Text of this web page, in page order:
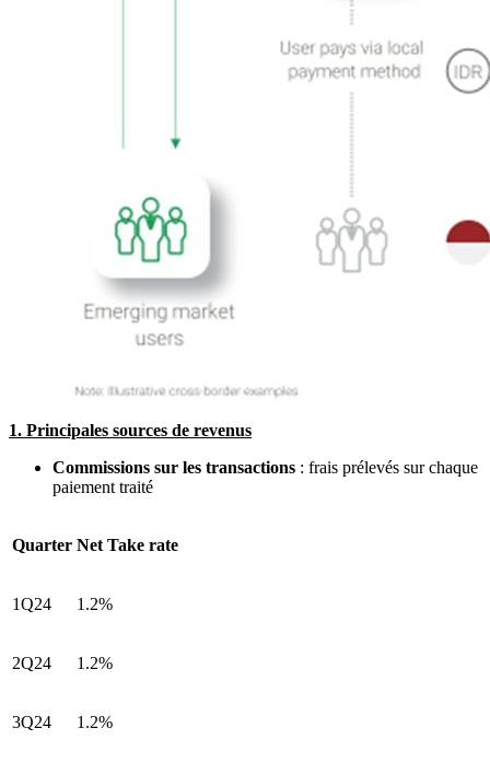
1. Principales sources de revenus
Commissions sur les transactions : frais prélevés sur chaque
paiement traité
Quarter Net Take rate
1Q24 1.2%
2Q24 1.2%
3Q24 1.2%